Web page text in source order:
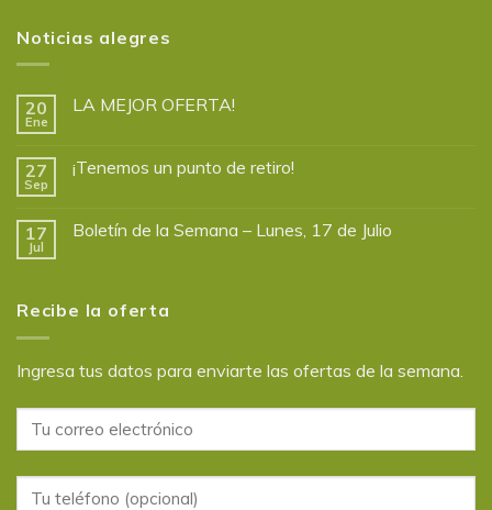
Noticias alegres
20
Ene
LA MEJOR OFERTA!
27
Sep
¡Tenemos un punto de retiro!
17
Jul
Boletín de la Semana – Lunes, 17 de Julio
Recibe la oferta
Ingresa tus datos para enviarte las ofertas de la semana.